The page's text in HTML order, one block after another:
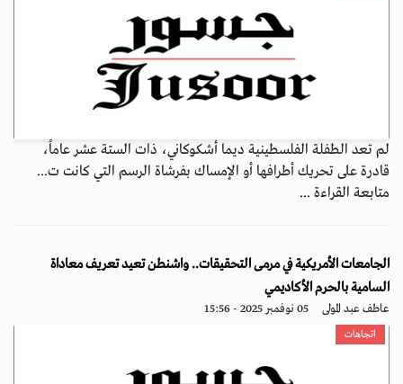
لم تعد الطفلة الفلسطينية ديما أشكوكاني، ذات الستة عشر عاماً،
قادرة على تحريك أطرافها أو الإمساك بفرشاة الرسم التي كانت ت...
متابعة القراءة ...
الجامعات الأمريكية في مرمى التحقيقات.. واشنطن تعيد تعريف معاداة
السامية بالحرم الأكاديمي
عاطف عبد المولى 05 نوفمبر 2025 - 15:56
اتجاهات